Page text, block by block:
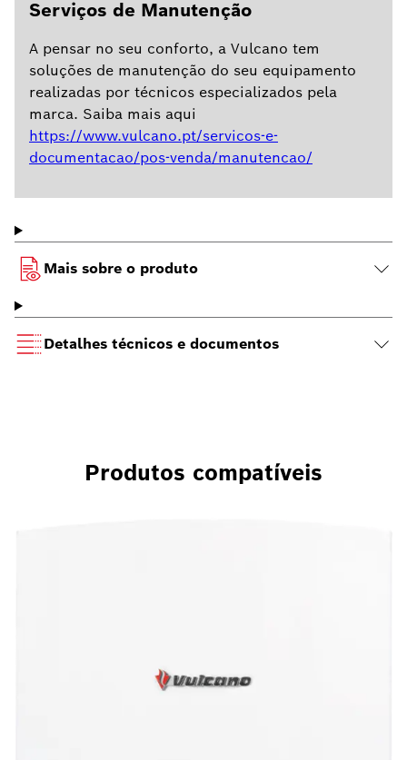
Serviços de Manutenção
A pensar no seu conforto, a Vulcano tem
soluções de manutenção do seu equipamento
realizadas por técnicos especializados pela
marca. Saiba mais aqui
https://www.vulcano.pt/servicos-e-
documentacao/pos-venda/manutencao/
Mais sobre o produto
Detalhes técnicos e documentos
Produtos compatíveis